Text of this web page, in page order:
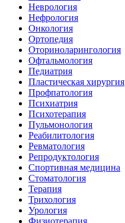
Неврология
Нефрология
Онкология
Ортопедия
Оториноларингология
Офтальмология
Педиатрия
Пластическая хирургия
Профпатология
Психиатрия
Психотерапия
Пульмонология
Реабилитология
Ревматология
Репродуктология
Спортивная медицина
Стоматология
Терапия
Трихология
Урология
Физиотерапия